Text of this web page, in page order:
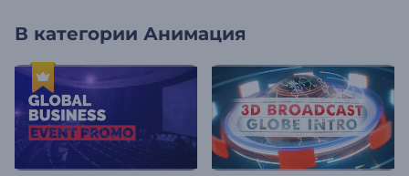
В категории Анимация